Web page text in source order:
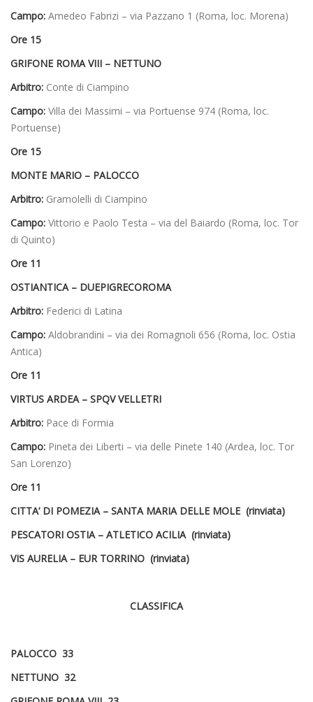
Campo: Amedeo Fabrizi – via Pazzano 1 (Roma, loc. Morena)
Ore 15
GRIFONE ROMA VIII – NETTUNO
Arbitro: Conte di Ciampino
Campo: Villa dei Massimi – via Portuense 974 (Roma, loc.
Portuense)
Ore 15
MONTE MARIO – PALOCCO
Arbitro: Gramolelli di Ciampino
Campo: Vittorio e Paolo Testa – via del Baiardo (Roma, loc. Tor
di Quinto)
Ore 11
OSTIANTICA – DUEPIGRECOROMA
Arbitro: Federici di Latina
Campo: Aldobrandini – via dei Romagnoli 656 (Roma, loc. Ostia
Antica)
Ore 11
VIRTUS ARDEA – SPQV VELLETRI
Arbitro: Pace di Formia
Campo: Pineta dei Liberti – via delle Pinete 140 (Ardea, loc. Tor
San Lorenzo)
Ore 11
CITTA’ DI POMEZIA – SANTA MARIA DELLE MOLE (rinviata)
PESCATORI OSTIA – ATLETICO ACILIA (rinviata)
VIS AURELIA – EUR TORRINO (rinviata)
CLASSIFICA
PALOCCO 33
NETTUNO 32